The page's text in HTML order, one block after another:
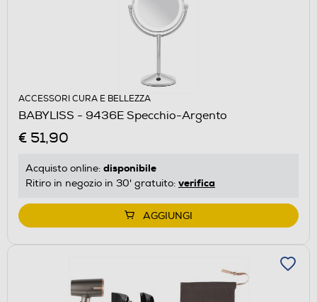
ACCESSORI CURA E BELLEZZA
BABYLISS - 9436E Specchio-Argento
€ 51,90
Acquisto online: disponibile
Ritiro in negozio in 30' gratuito: verifica
AGGIUNGI